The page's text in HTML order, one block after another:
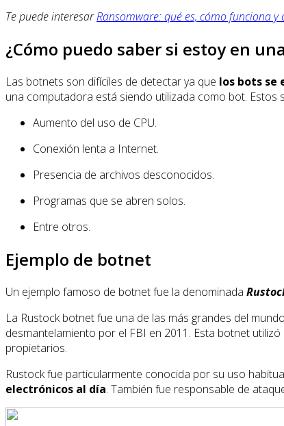
Te puede interesarRansomware: qué es, cómo funciona
¿Cómo puedo saber si estoy en
Las botnets son difíciles de detectar ya que los bots se
una computadora está siendo utilizada como bot. Estos
Aumento del uso de CPU.
Conexión lenta a Internet.
Presencia de archivos desconocidos.
Programas que se abren solos.
Entre otros.
Ejemplo de botnet
Un ejemplo famoso de botnet fue la denominada
La Rustock botnet fue una de las más grandes del
desmantelamiento por el FBI en 2011. Esta botnet
propietarios.
Rustock fue particularmente conocida por su uso
electrónicos al día. También fue responsable de